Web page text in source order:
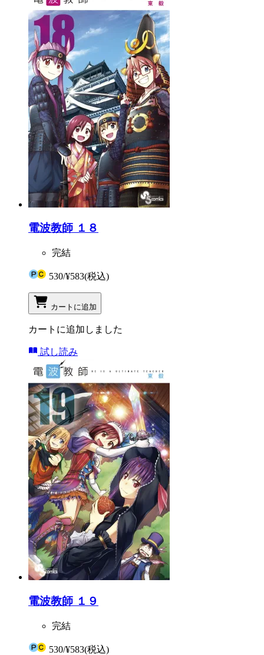
電波教師 １８
完結
530/¥583(税込)
カートに追加
カートに追加しました
試し読み
電波教師 １９
完結
530/¥583(税込)